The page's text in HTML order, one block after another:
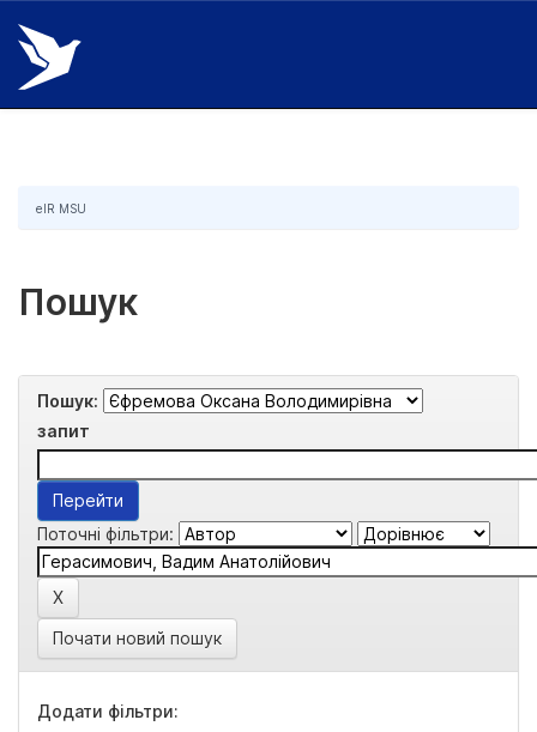
Skip
navigation
eIR MSU
Пошук
Пошук:
запит
Поточні фільтри:
Почати новий пошук
Додати фільтри: